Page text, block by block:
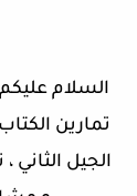
السلام
تمارين
الجيل الثاني